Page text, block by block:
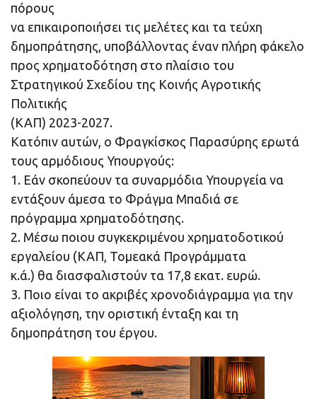
πόρους
να επικαιροποιήσει τις μελέτες και τα τεύχη
δημοπράτησης, υποβάλλοντας έναν πλήρη φάκελο
προς χρηματοδότηση στο πλαίσιο του
Στρατηγικού Σχεδίου της Κοινής Αγροτικής
Πολιτικής
(ΚΑΠ) 2023-2027.
Κατόπιν αυτών, ο Φραγκίσκος Παρασύρης ερωτά
τους αρμόδιους Υπουργούς:
1. Εάν σκοπεύουν τα συναρμόδια Υπουργεία να
εντάξουν άμεσα το Φράγμα Μπαδιά σε
πρόγραμμα χρηματοδότησης.
2. Μέσω ποιου συγκεκριμένου χρηματοδοτικού
εργαλείου (ΚΑΠ, Τομεακά Προγράμματα
κ.ά.) θα διασφαλιστούν τα 17,8 εκατ. ευρώ.
3. Ποιο είναι το ακριβές χρονοδιάγραμμα για την
αξιολόγηση, την οριστική ένταξη και τη
δημοπράτηση του έργου.